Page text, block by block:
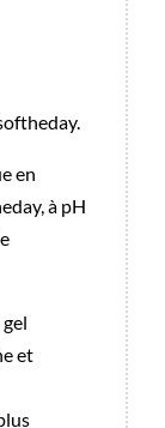
en
à pH
et